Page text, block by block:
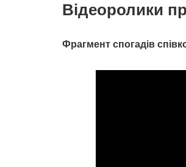
Відеоролики
Фрагмент спогадів